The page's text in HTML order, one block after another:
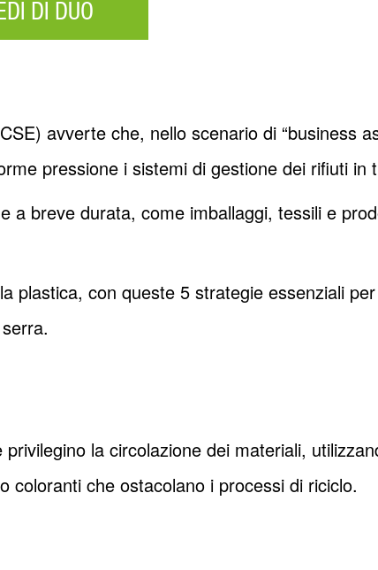
DI DUO
avverte che, nello scenario di “business
pressione i sistemi di gestione dei rifiuti in
a breve durata, come imballaggi, tessili e
plastica, con queste 5 strategie essenziali
la circolazione dei materiali,
coloranti che ostacolano i processi di riciclo.